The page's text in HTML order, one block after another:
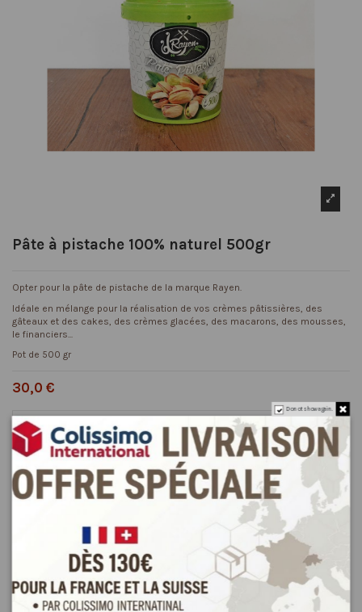
Pâte à pistache 100% naturel 500gr
Opter pour la pâte de pistache de la marque Rayen.
Idéale en mélange pour la réalisation de vos crèmes pâtissières, des
gâteaux et des cakes, des crèmes glacées, des macarons, des mousses,
le financiers...
Pot de 500 gr
30,0 €
Ajouter au panier
Do not show again.